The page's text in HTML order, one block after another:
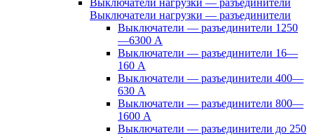
Выключатели нагрузки — разъединители
Выключатели нагрузки — разъединители
Выключатели — разъединители 1250
—6300 А
Выключатели — разъединители 16—
160 А
Выключатели — разъединители 400—
630 А
Выключатели — разъединители 800—
1600 А
Выключатели — разъединители до 250